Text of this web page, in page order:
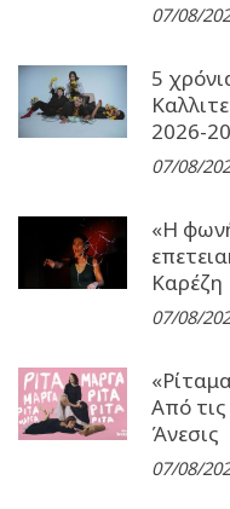
07/08/
5
2026-
07/08/
«Η
Καρέζη
07/08/
Από
Άνεσις
07/08/